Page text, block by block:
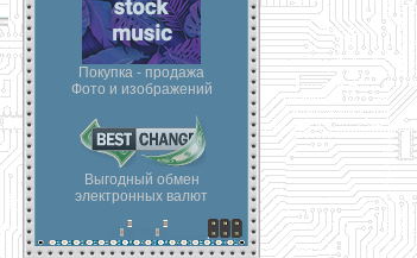
Покупка - продажа
Фото и изображений
Выгодный обмен
электронных валют